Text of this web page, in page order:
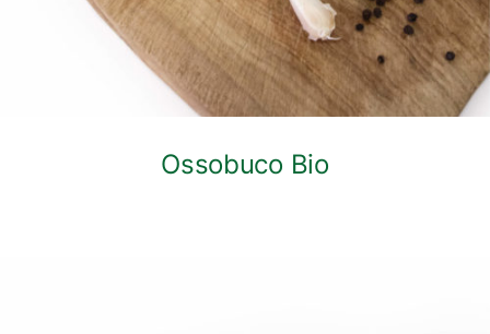
Ossobuco Bio